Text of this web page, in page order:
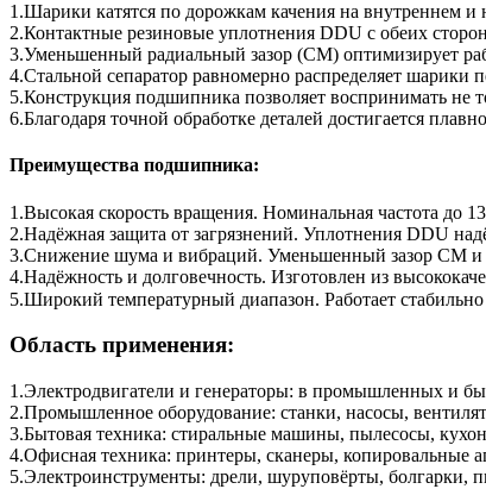
1.Шарики катятся по дорожкам качения на внутреннем
2.Контактные резиновые уплотнения DDU с обеих
3.Уменьшенный радиальный зазор (CM) оптимизирует
4.Стальной сепаратор равномерно распределяет шарики
5.Конструкция подшипника позволяет воспринимать не
6.Благодаря точной обработке деталей достигается
Преимущества подшипника:
1.Высокая скорость вращения. Номинальная частота до
2.Надёжная защита от загрязнений. Уплотнения DDU
3.Снижение шума и вибраций. Уменьшенный зазор CM и
4.Надёжность и долговечность. Изготовлен из
5.Широкий температурный диапазон. Работает
Область применения:
1.Электродвигатели и генераторы: в промышленных и
2.Промышленное оборудование: станки, насосы,
3.Бытовая техника: стиральные машины, пылесосы,
4.Офисная техника: принтеры, сканеры,
5.Электроинструменты: дрели, шуруповёрты, болгарки,